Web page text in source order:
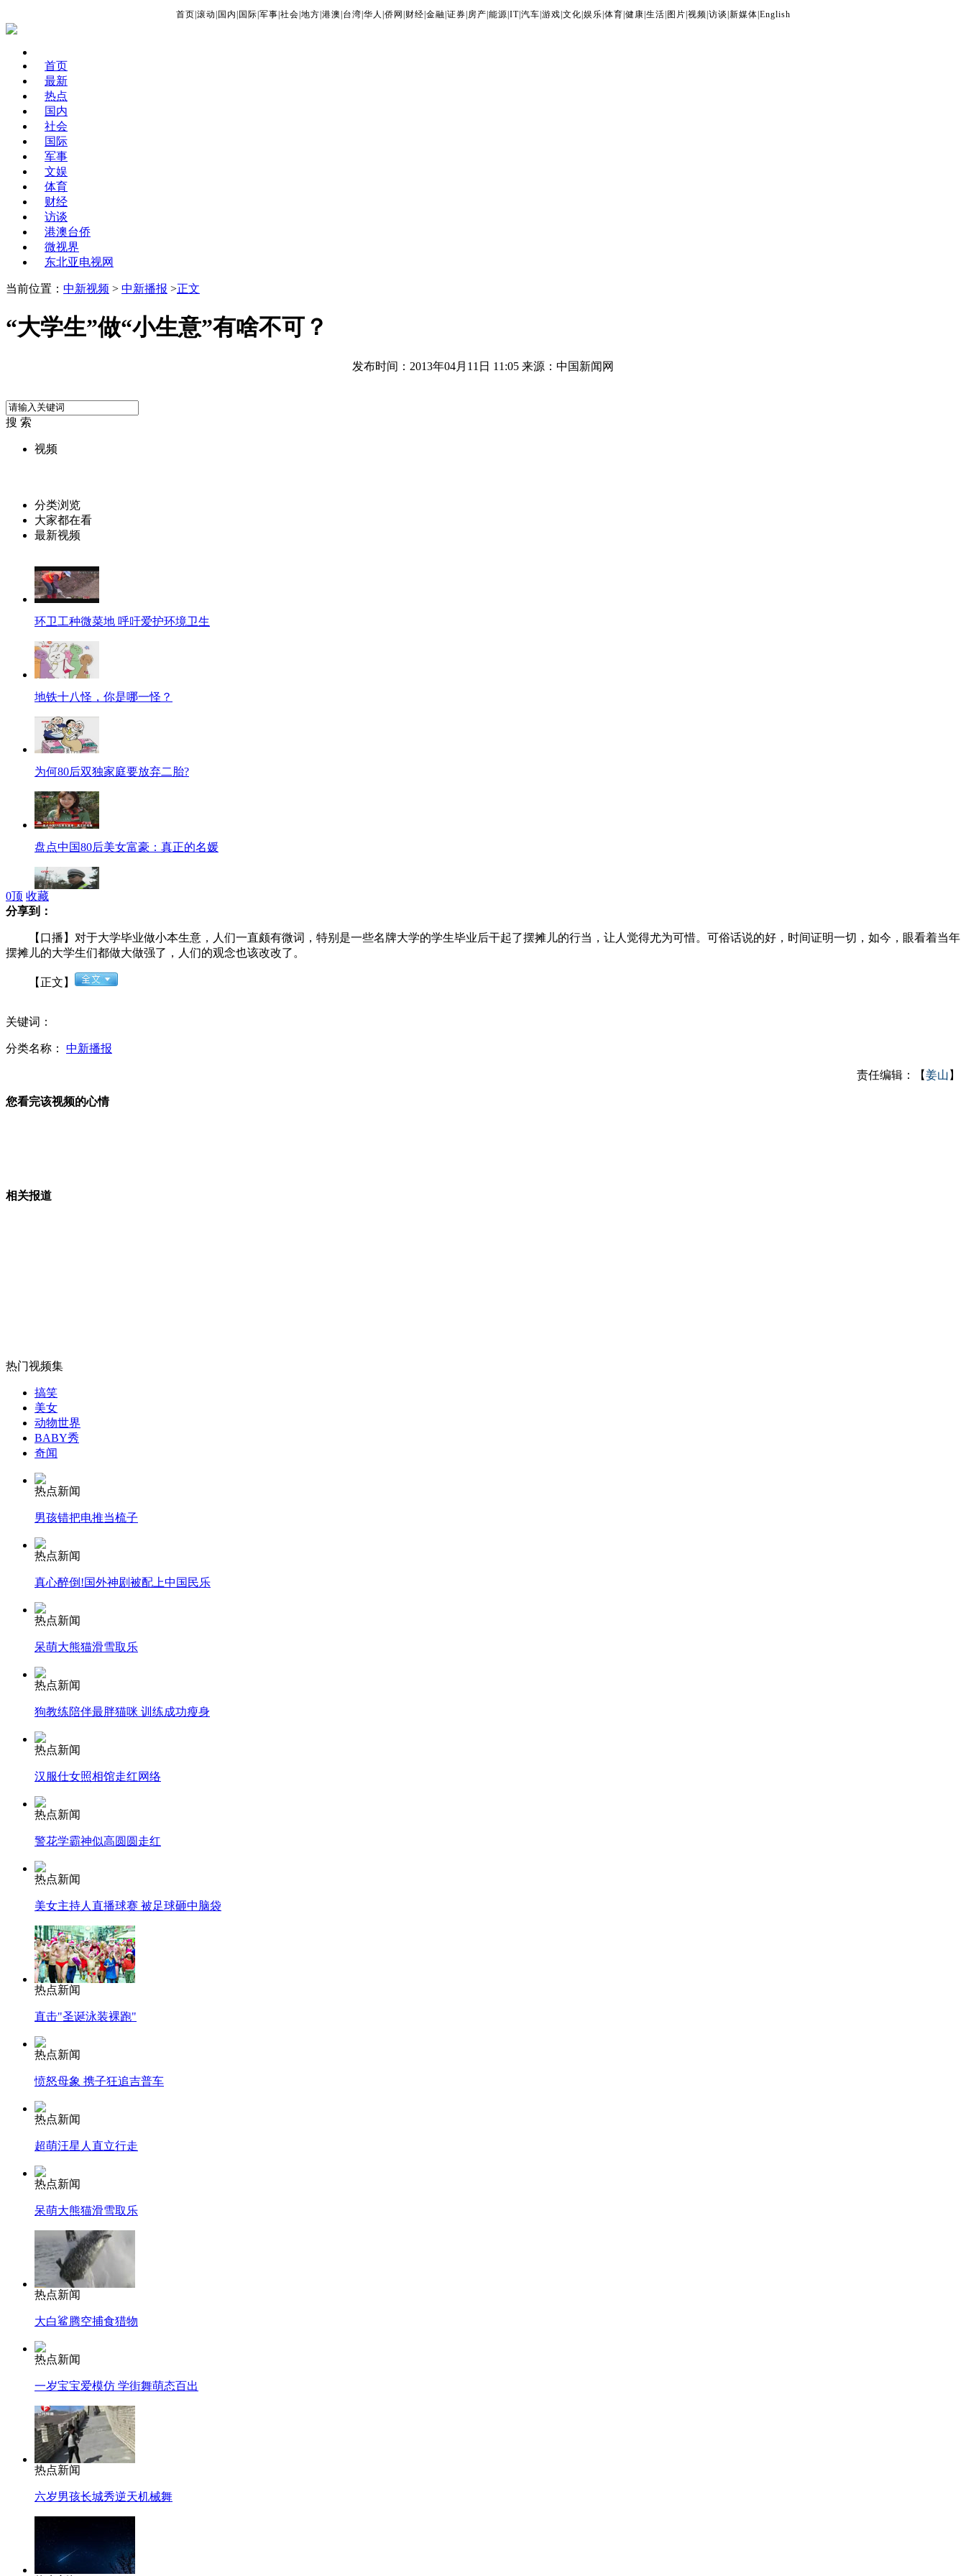
首页 滚动 国内 国际 军事 社会 地方 港澳 台湾 华人 侨网 财经 金融 证券 房产 能源 IT| 汽车 游戏 文化 娱乐 体育 健康 生活 图片 视频 访谈 新媒体 English
首页
最新
热点
国内
社会
国际
军事
文娱
体育
财经
访谈
港澳台侨
微视界
东北亚电视网
当前位置： 中新视频 > 中新播报 >正文
“大学生”做“小生意”有啥不可？
发布时间：2013年04月11日 11:05 来源：中国新闻网
搜 索
视频
分类浏览
大家都在看
最新视频
环卫工种微菜地 呼吁爱护环境卫生
地铁十八怪，你是哪一怪？
为何80后双独家庭要放弃二胎?
盘点中国80后美女富豪：真正的名媛
女孩北京地铁殴打老人 痛下狠手拳打脚踢
无痛分娩是否安全 医生回应
外交部：反对强权政治霸凌主义
安徽一实载49人客车翻车
消防员救轻生者 花炮节热闹非凡
司机酒驾遇交警 急速倒车逃窜
0顶 收藏
分享到：
【口播】对于大学毕业做小本生意，人们一直颇有微词，特别是一些名牌大学的学生毕业后干起了摆摊儿的行当，让人觉得尤为可惜。可俗话说的好，时间证明一切，如今，眼看着当年
摆摊儿的大学生们都做大做强了，人们的观念也该改改了。
【正文】
关键词：
分类名称： 中新播报
责任编辑：【姜山 】
您看完该视频的心情
相关报道
热门视频集
搞笑
美女
动物世界
BABY秀
奇闻
热点新闻
男孩错把电推当梳子
热点新闻
真心醉倒!国外神剧被配上中国民乐
热点新闻
呆萌大熊猫滑雪取乐
热点新闻
狗教练陪伴最胖猫咪 训练成功瘦身
热点新闻
汉服仕女照相馆走红网络
热点新闻
警花学霸神似高圆圆走红
热点新闻
美女主持人直播球赛 被足球砸中脑袋
热点新闻
直击"圣诞泳装裸跑"
热点新闻
愤怒母象 携子狂追吉普车
热点新闻
超萌汪星人直立行走
热点新闻
呆萌大熊猫滑雪取乐
热点新闻
大白鲨腾空捕食猎物
热点新闻
一岁宝宝爱模仿 学街舞萌态百出
热点新闻
六岁男孩长城秀逆天机械舞